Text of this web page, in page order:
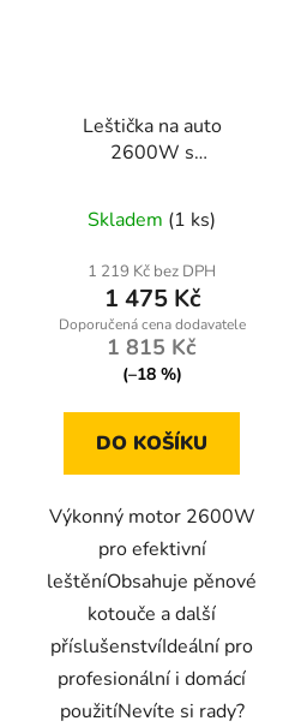
Leštička na auto
2600W s
2600T-Z5
Skladem (1 ks)
1 219 Kč bez DPH
1 475 Kč
1 815 Kč
(–18 %)
DO KOŠÍKU
Výkonný motor 2600W
pro efektivní
leštěníObsahuje pěnové
kotouče a další
příslušenstvíIdeální pro
profesionální i domácí
použitíNevíte si rady?